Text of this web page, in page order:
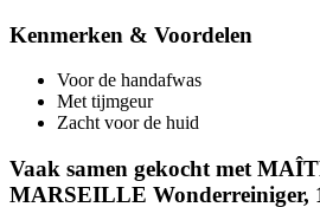
Kenmerken & Voordelen
Voor de handafwas
Met tijmgeur
Zacht voor de huid
Vaak samen gekocht met
MARSEILLE Wonderreiniger,